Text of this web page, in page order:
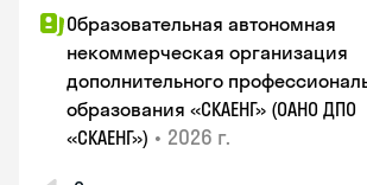
Образовательная автономная
некоммерческая организация
дополнительного
образования «СКАЕНГ» (ОАНО ДПО
«СКАЕНГ») • 2026 г.